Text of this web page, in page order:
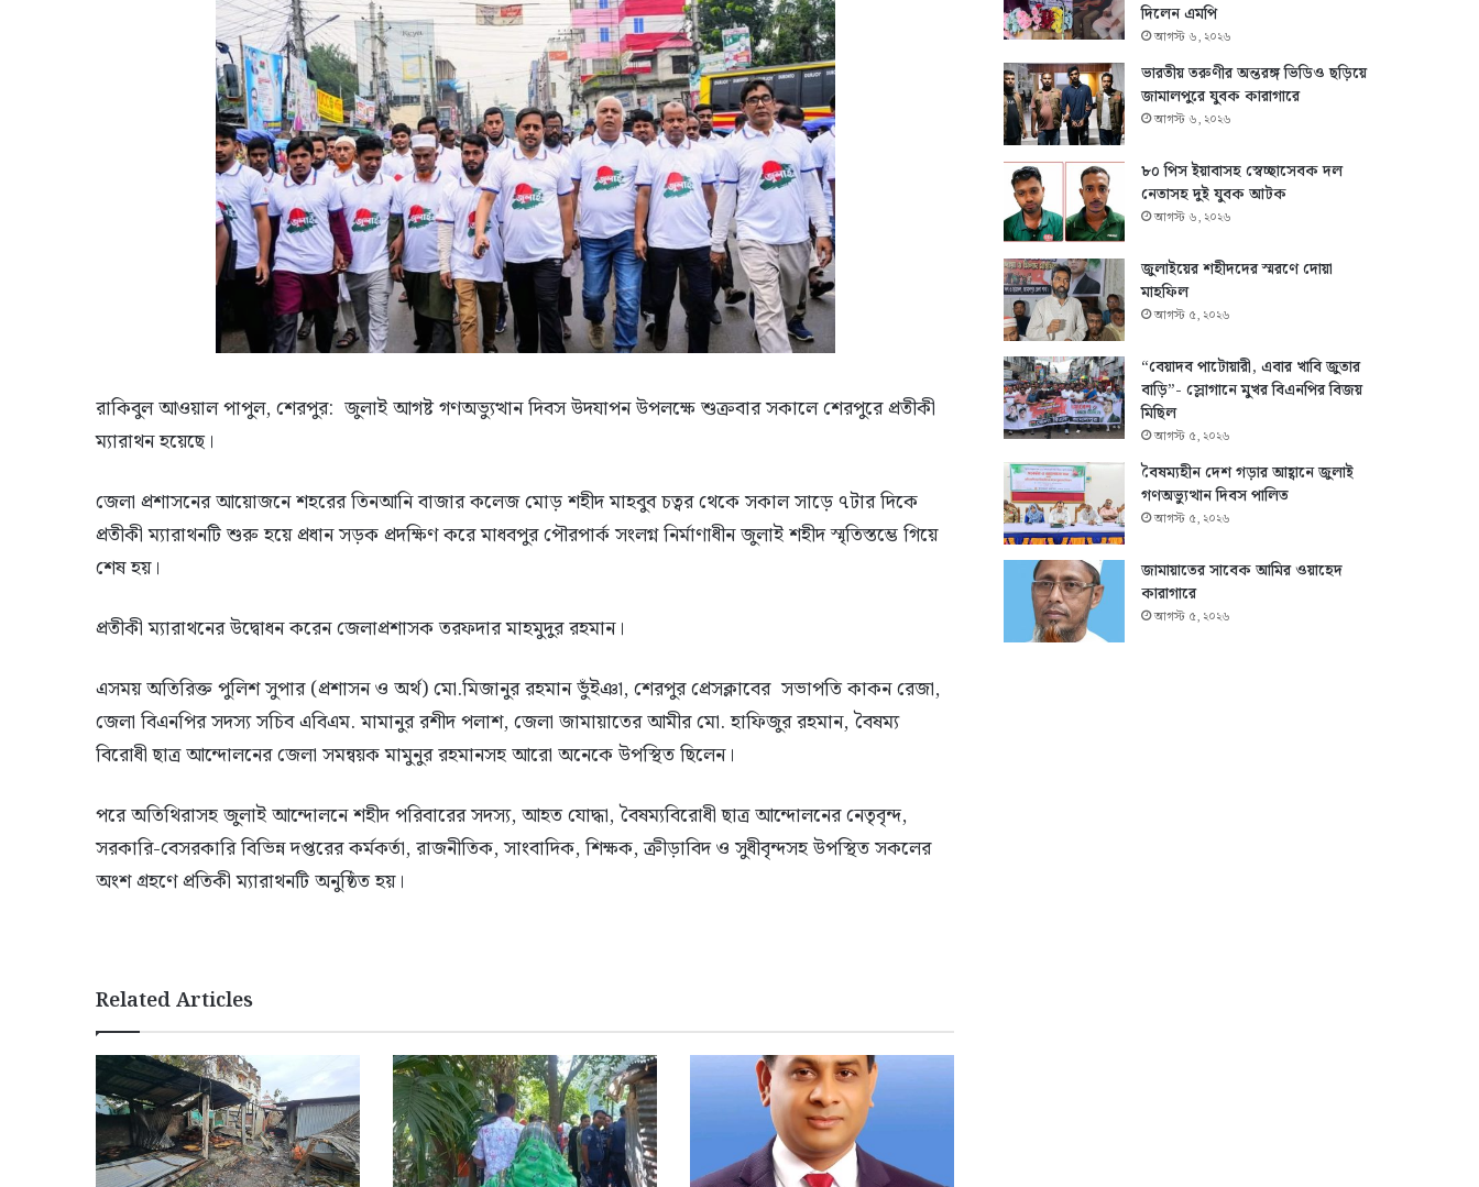
রাকিবুল আওয়াল পাপুল, শেরপুর: জুলাই আগষ্ট গণঅভ্যুত্থান দিবস উদযাপন উপলক্ষে শুক্রবার সকালে শেরপুরে প্রতীকী
ম্যারাথন হয়েছে।
জেলা প্রশাসনের আয়োজনে শহরের তিনআনি বাজার কলেজ মোড় শহীদ মাহবুব চত্বর থেকে সকাল সাড়ে ৭টার দিকে
প্রতীকী ম্যারাথনটি শুরু হয়ে প্রধান সড়ক প্রদক্ষিণ করে মাধবপুর পৌরপার্ক সংলগ্ন নির্মাণাধীন জুলাই শহীদ স্মৃতিস্তম্ভে গিয়ে
শেষ হয়।
প্রতীকী ম্যারাথনের উদ্বোধন করেন জেলাপ্রশাসক তরফদার মাহমুদুর রহমান।
এসময় অতিরিক্ত পুলিশ সুপার (প্রশাসন ও অর্থ) মো.মিজানুর রহমান ভুঁইঞা, শেরপুর প্রেসক্লাবের সভাপতি কাকন রেজা,
জেলা বিএনপির সদস্য সচিব এবিএম. মামানুর রশীদ পলাশ, জেলা জামায়াতের আমীর মো. হাফিজুর রহমান, বৈষম্য
বিরোধী ছাত্র আন্দোলনের জেলা সমন্বয়ক মামুনুর রহমানসহ আরো অনেকে উপস্থিত ছিলেন।
পরে অতিথিরাসহ জুলাই আন্দোলনে শহীদ পরিবারের সদস্য, আহত যোদ্ধা, বৈষম্যবিরোধী ছাত্র আন্দোলনের নেতৃবৃন্দ,
সরকারি-বেসরকারি বিভিন্ন দপ্তরের কর্মকর্তা, রাজনীতিক, সাংবাদিক, শিক্ষক, ক্রীড়াবিদ ও সুধীবৃন্দসহ উপস্থিত সকলের
অংশ গ্রহণে প্রতিকী ম্যারাথনটি অনুষ্ঠিত হয়।
Related Articles
দিলেন এমপি
আগস্ট ৬, ২০২৬
ভারতীয় তরুণীর অন্তরঙ্গ ভিডিও ছড়িয়ে
জামালপুরে যুবক কারাগারে
আগস্ট ৬, ২০২৬
৮০ পিস ইয়াবাসহ স্বেচ্ছাসেবক দল
নেতাসহ দুই যুবক আটক
আগস্ট ৬, ২০২৬
জুলাইয়ের শহীদদের স্মরণে দোয়া
মাহফিল
আগস্ট ৫, ২০২৬
“বেয়াদব পাটোয়ারী, এবার খাবি জুতার
বাড়ি”- স্লোগানে মুখর বিএনপির বিজয়
মিছিল
আগস্ট ৫, ২০২৬
বৈষম্যহীন দেশ গড়ার আহ্বানে জুলাই
গণঅভ্যুত্থান দিবস পালিত
আগস্ট ৫, ২০২৬
জামায়াতের সাবেক আমির ওয়াহেদ
কারাগারে
আগস্ট ৫, ২০২৬